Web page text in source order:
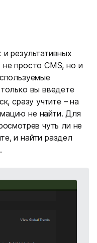
результативных
просто CMS, но и
вы введете
сразу учтите – на
не найти. Для
чуть ли не
и найти раздел